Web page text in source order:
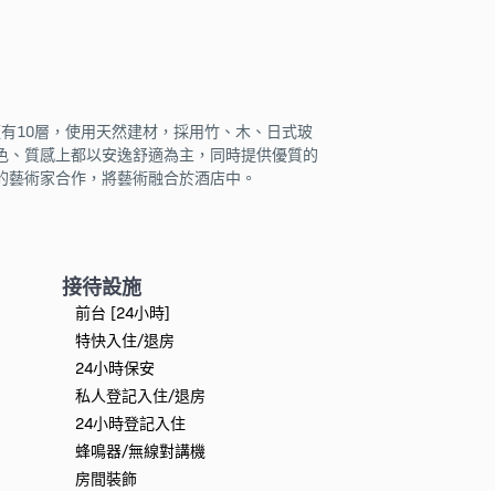
10層，使用天然建材，採用竹、木、日式玻
質感上都以安逸舒適為主，同時提供優質的
術家合作，將藝術融合於酒店中。
接待設施
前台 [24小時]
特快入住/退房
24小時保安
私人登記入住/退房
24小時登記入住
蜂鳴器/無線對講機
房間裝飾